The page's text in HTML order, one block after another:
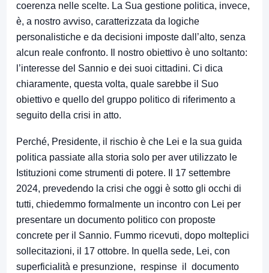
coerenza nelle scelte. La Sua gestione politica, invece,
è, a nostro avviso, caratterizzata da logiche
personalistiche e da decisioni imposte dall’alto, senza
alcun reale confronto. Il nostro obiettivo è uno soltanto:
l’interesse del Sannio e dei suoi cittadini. Ci dica
chiaramente, questa volta, quale sarebbe il Suo
obiettivo e quello del gruppo politico di riferimento a
seguito della crisi in atto.
Perché, Presidente, il rischio è che Lei e la sua guida
politica passiate alla storia solo per aver utilizzato le
Istituzioni come strumenti di potere. Il 17 settembre
2024, prevedendo la crisi che oggi è sotto gli occhi di
tutti, chiedemmo formalmente un incontro con Lei per
presentare un documento politico con proposte
concrete per il Sannio. Fummo ricevuti, dopo molteplici
sollecitazioni, il 17 ottobre. In quella sede, Lei, con
superficialità e presunzione, respinse il documento